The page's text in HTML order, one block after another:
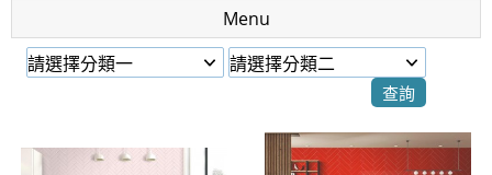
原Line已滿 無法加Line好友 請親愛的客戶加入
LINE官方帳號@a0975005573
開車：中山路1段 到永平路路口(樂華夜市口)門口可
捷運： 中和線【頂溪站 2 號出口】往中山路1段139
Menu